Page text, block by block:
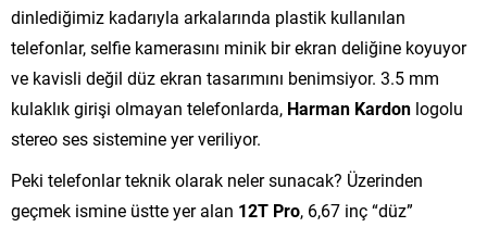
dinlediğimiz kadarıyla arkalarında plastik kullanılan
telefonlar, selfie kamerasını minik bir ekran deliğine koyuyor
ve kavisli değil düz ekran tasarımını benimsiyor. 3.5 mm
kulaklık girişi olmayan telefonlarda, Harman Kardon logolu
stereo ses sistemine yer veriliyor.
Peki telefonlar teknik olarak neler sunacak? Üzerinden
geçmek ismine üstte yer alan 12T Pro, 6,67 inç “düz”